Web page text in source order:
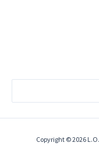
Copyright © 2026